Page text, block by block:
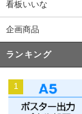
看板いいな
企画商品
ランキング
1